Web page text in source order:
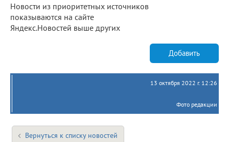
Новости из приоритетных источников
показываются на сайте
Яндекс.Новостей выше других
Добавить
13 октября 2022 г. 12:26
Фото редакции
Вернуться к списку новостей